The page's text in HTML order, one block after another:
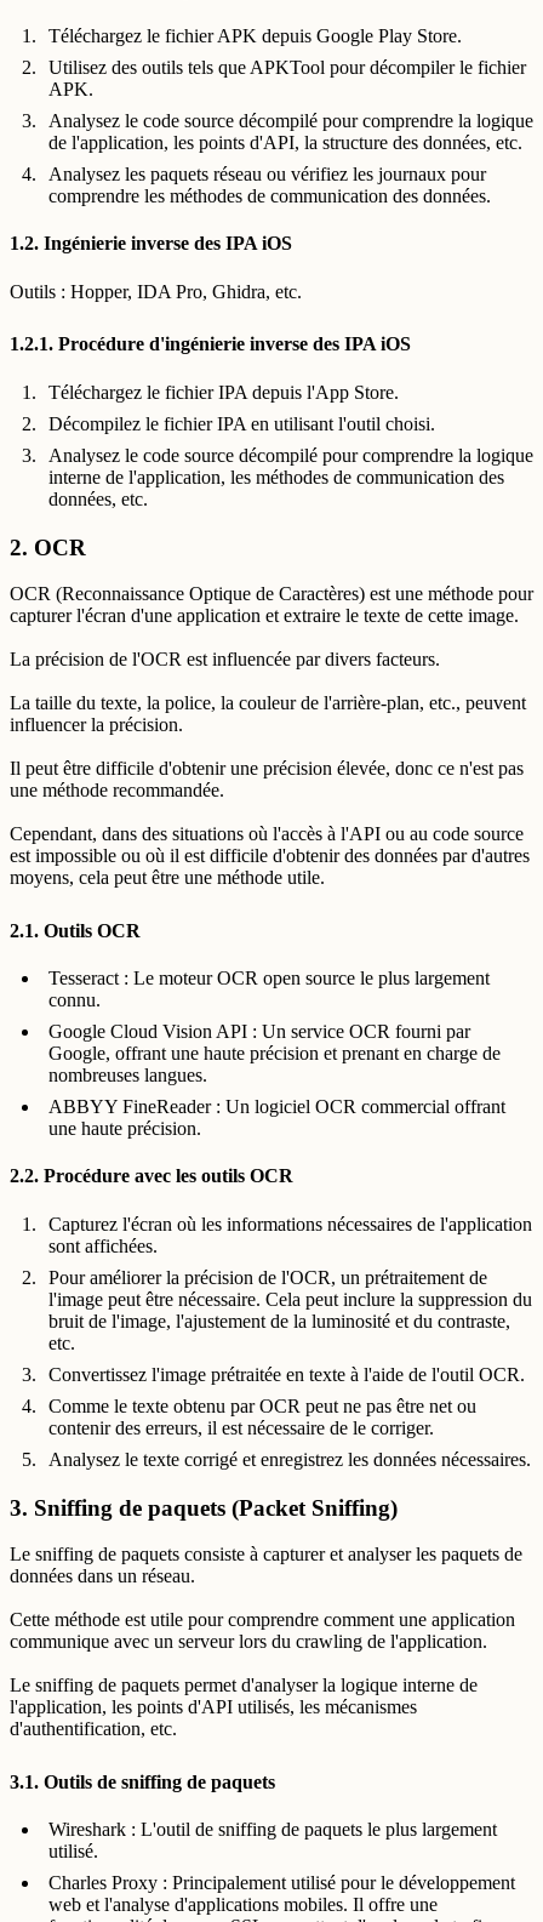
Téléchargez le fichier APK depuis Google Play Store.
Utilisez des outils tels que APKTool pour décompiler le fichier
APK.
Analysez le code source décompilé pour comprendre la logique
de l'application, les points d'API, la structure des données, etc.
Analysez les paquets réseau ou vérifiez les journaux pour
comprendre les méthodes de communication des données.
1.2. Ingénierie inverse des IPA iOS
Outils : Hopper, IDA Pro, Ghidra, etc.
1.2.1. Procédure d'ingénierie inverse des IPA iOS
Téléchargez le fichier IPA depuis l'App Store.
Décompilez le fichier IPA en utilisant l'outil choisi.
Analysez le code source décompilé pour comprendre la logique
interne de l'application, les méthodes de communication des
données, etc.
2. OCR
OCR (Reconnaissance Optique de Caractères) est une méthode pour
capturer l'écran d'une application et extraire le texte de cette image.
La précision de l'OCR est influencée par divers facteurs.
La taille du texte, la police, la couleur de l'arrière-plan, etc., peuvent
influencer la précision.
Il peut être difficile d'obtenir une précision élevée, donc ce n'est pas
une méthode recommandée.
Cependant, dans des situations où l'accès à l'API ou au code source
est impossible ou où il est difficile d'obtenir des données par d'autres
moyens, cela peut être une méthode utile.
2.1. Outils OCR
Tesseract : Le moteur OCR open source le plus largement
connu.
Google Cloud Vision API : Un service OCR fourni par
Google, offrant une haute précision et prenant en charge de
nombreuses langues.
ABBYY FineReader : Un logiciel OCR commercial offrant
une haute précision.
2.2. Procédure avec les outils OCR
Capturez l'écran où les informations nécessaires de l'application
sont affichées.
Pour améliorer la précision de l'OCR, un prétraitement de
l'image peut être nécessaire. Cela peut inclure la suppression du
bruit de l'image, l'ajustement de la luminosité et du contraste,
etc.
Convertissez l'image prétraitée en texte à l'aide de l'outil OCR.
Comme le texte obtenu par OCR peut ne pas être net ou
contenir des erreurs, il est nécessaire de le corriger.
Analysez le texte corrigé et enregistrez les données nécessaires.
3. Sniffing de paquets (Packet Sniffing)
Le sniffing de paquets consiste à capturer et analyser les paquets de
données dans un réseau.
Cette méthode est utile pour comprendre comment une application
communique avec un serveur lors du crawling de l'application.
Le sniffing de paquets permet d'analyser la logique interne de
l'application, les points d'API utilisés, les mécanismes
d'authentification, etc.
3.1. Outils de sniffing de paquets
Wireshark : L'outil de sniffing de paquets le plus largement
utilisé.
Charles Proxy : Principalement utilisé pour le développement
web et l'analyse d'applications mobiles. Il offre une